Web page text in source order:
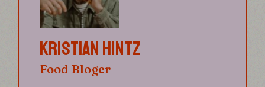
KRISTIAN HINTZ
Food Bloger